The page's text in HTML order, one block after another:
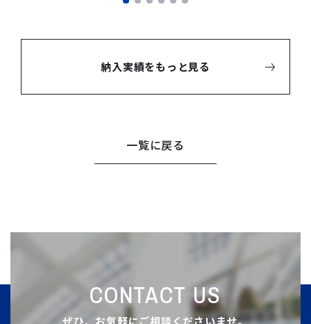
納入実績をもっと見る
一覧に戻る
CONTACT US
ぜひ、お気軽にご相談くださいませ。